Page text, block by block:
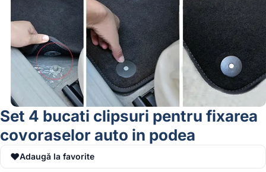
Set 4 bucati clipsuri pentru fixarea
covoraselor auto in podea
♥Adaugă la favorite